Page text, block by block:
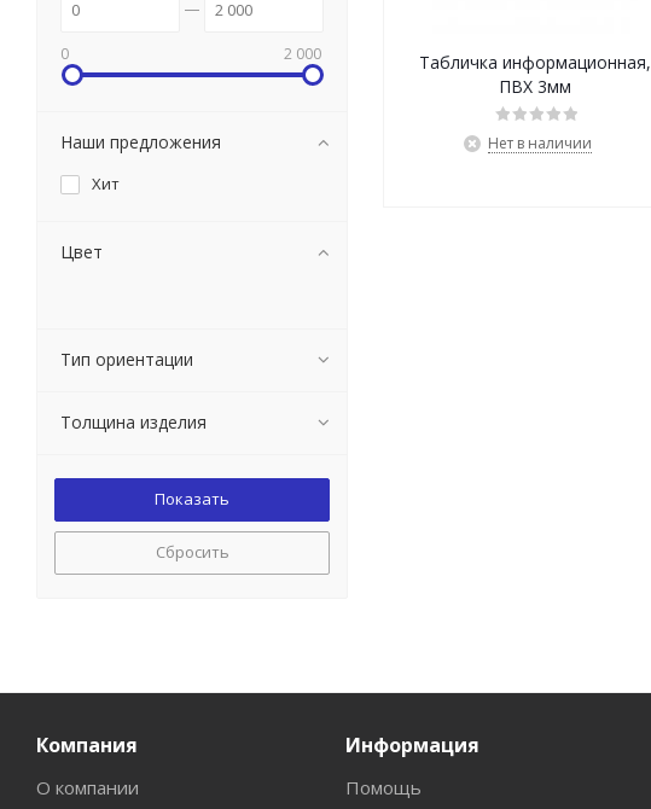
Табличка информационная,
ПВХ 3мм
Нет в наличии
0 2 000
Наши предложения
Хит
Цвет
Тип ориентации
Толщина изделия
Сбросить
Компания
О компании
Информация
Помощь